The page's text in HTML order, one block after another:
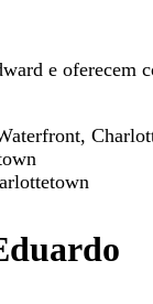
e oferecem